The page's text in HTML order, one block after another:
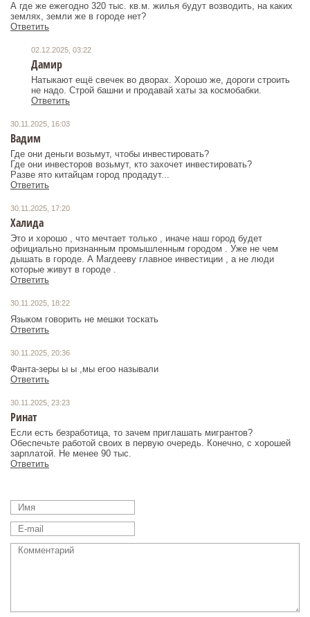
А где же ежегодно 320 тыс. кв.м. жилья будут возводить, на каких
землях, земли же в городе нет?
Ответить
02.12.2025, 03:22
Дамир
Натыкают ещё свечек во дворах. Хорошо же, дороги строить
не надо. Строй башни и продавай хаты за космобабки.
Ответить
30.11.2025, 16:03
Вадим
Где они деньги возьмут, чтобы инвестировать?
Где они инвесторов возьмут, кто захочет инвестировать?
Разве ято китайцам город продадут...
Ответить
30.11.2025, 17:20
Халида
Это и хорошо , что мечтает только , иначе наш город будет
официально признанным промышленным городом . Уже не чем
дышать в городе. А Магдееву главное инвестиции , а не люди
которые живут в городе .
Ответить
30.11.2025, 18:22
Языком говорить не мешки тоскать
Ответить
30.11.2025, 20:36
Фанта-зеры ы ы ,мы егоо называли
Ответить
30.11.2025, 23:23
Ринат
Если есть безработица, то зачем приглашать мигрантов?
Обеспечьте работой своих в первую очередь. Конечно, с хорошей
зарплатой. Не менее 90 тыс.
Ответить